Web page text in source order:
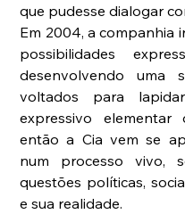
que pudesse dialogar
Em 2004, a companhia
possibilidades
desenvolvendo uma
voltados para
expressivo
então a Cia vem se
num processo vivo,
questões políticas,
e sua realidade.